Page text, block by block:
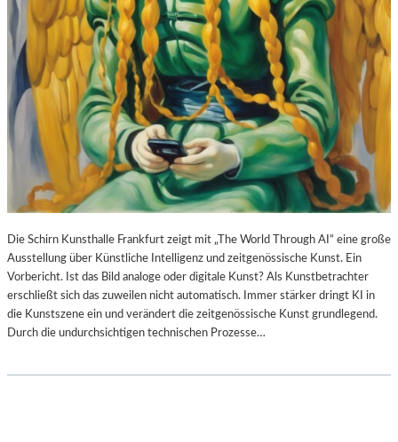
Die Schirn Kunsthalle Frankfurt zeigt mit „The World Through AI“ eine große
Ausstellung über Künstliche Intelligenz und zeitgenössische Kunst. Ein
Vorbericht. Ist das Bild analoge oder digitale Kunst? Als Kunstbetrachter
erschließt sich das zuweilen nicht automatisch. Immer stärker dringt KI in
die Kunstszene ein und verändert die zeitgenössische Kunst grundlegend.
Durch die undurchsichtigen technischen Prozesse…